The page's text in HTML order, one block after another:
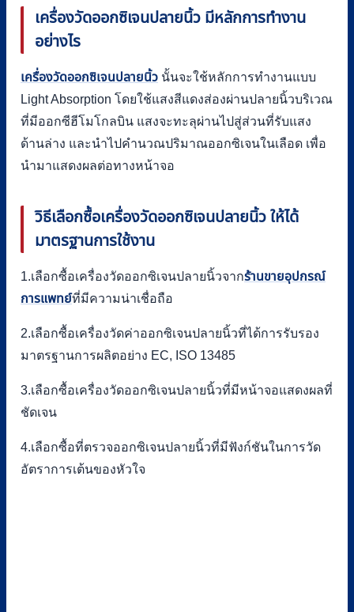
เครื่องวัดออกซิเจนปลายนิ้ว มีหลักการทำงาน
อย่างไร
เครื่องวัดออกซิเจนปลายนิ้ว นั้นจะใช้หลักการทำงานแบบ
Light Absorption โดยใช้แสงสีแดงส่องผ่านปลายนิ้วบริเวณ
ที่มีออกซีฮีโมโกลบิน แสงจะทะลุผ่านไปสู่ส่วนที่รับแสง
ด้านล่าง และนำไปคำนวณปริมาณออกซิเจนในเลือด เพื่อ
นำมาแสดงผลต่อทางหน้าจอ
วิธีเลือกซื้อเครื่องวัดออกซิเจนปลายนิ้ว ให้ได้
มาตรฐานการใช้งาน
1.เลือกซื้อเครื่องวัดออกซิเจนปลายนิ้วจากร้านขายอุปกรณ์
การแพทย์ที่มีความน่าเชื่อถือ
2.เลือกซื้อเครื่องวัดค่าออกซิเจนปลายนิ้วที่ได้การรับรอง
มาตรฐานการผลิตอย่าง EC, ISO 13485
3.เลือกซื้อเครื่องวัดออกซิเจนปลายนิ้วที่มีหน้าจอแสดงผลที่
ชัดเจน
4.เลือกซื้อที่ตรวจออกซิเจนปลายนิ้วที่มีฟังก์ชันในการวัด
อัตราการเต้นของหัวใจ